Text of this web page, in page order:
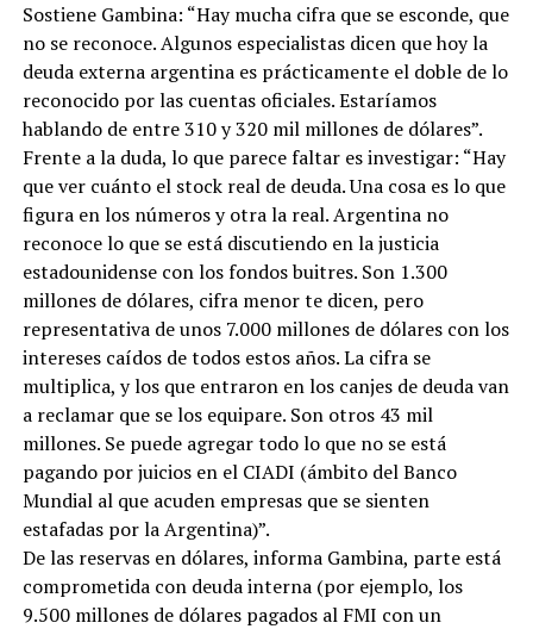
Sostiene Gambina: “Hay mucha cifra que se esconde, que
no se reconoce. Algunos especialistas dicen que hoy la
deuda externa argentina es prácticamente el doble de lo
reconocido por las cuentas oficiales. Estaríamos
hablando de entre 310 y 320 mil millones de dólares”.
Frente a la duda, lo que parece faltar es investigar: “Hay
que ver cuánto el stock real de deuda. Una cosa es lo que
figura en los números y otra la real. Argentina no
reconoce lo que se está discutiendo en la justicia
estadounidense con los fondos buitres. Son 1.300
millones de dólares, cifra menor te dicen, pero
representativa de unos 7.000 millones de dólares con los
intereses caídos de todos estos años. La cifra se
multiplica, y los que entraron en los canjes de deuda van
a reclamar que se los equipare. Son otros 43 mil
millones. Se puede agregar todo lo que no se está
pagando por juicios en el CIADI (ámbito del Banco
Mundial al que acuden empresas que se sienten
estafadas por la Argentina)”.
De las reservas en dólares, informa Gambina, parte está
comprometida con deuda interna (por ejemplo, los
9.500 millones de dólares pagados al FMI con un